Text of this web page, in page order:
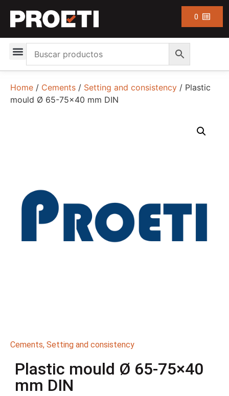
0
Home / Cements / Setting and consistency / Plastic
mould Ø 65-75×40 mm DIN
Cements, Setting and consistency
Plastic mould Ø 65-75×40
mm DIN